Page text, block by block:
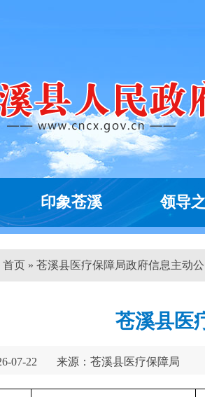
印象苍溪 领导
首页 » 苍溪县医疗保障局政府信息主动
苍溪县医
07-22 来源：苍溪县医疗保障局